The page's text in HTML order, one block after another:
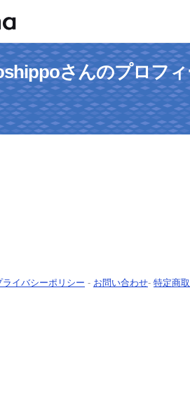
さんのプロフ
ライバシーポリシー - お問い合わせ- 特定商